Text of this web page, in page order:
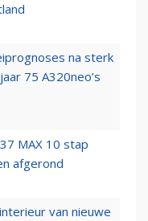
na sterk
75 A320neo’s
MAX 10 stap
afgerond
van nieuwe